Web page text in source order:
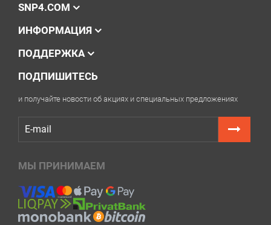
SNP4.COM
ИНФОРМАЦИЯ
ПОДДЕРЖКА
ПОДПИШИТЕСЬ
и получайте новости об акциях и специальных предложениях
МЫ ПРИНИМАЕМ